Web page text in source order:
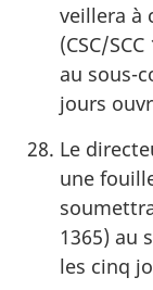
veillera à
(CSC/
au sous-
jours
Le
une
1365) au
les cinq